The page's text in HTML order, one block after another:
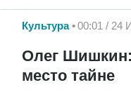
Культура 00:01 / 24
Олег Шишкин:
место тайне